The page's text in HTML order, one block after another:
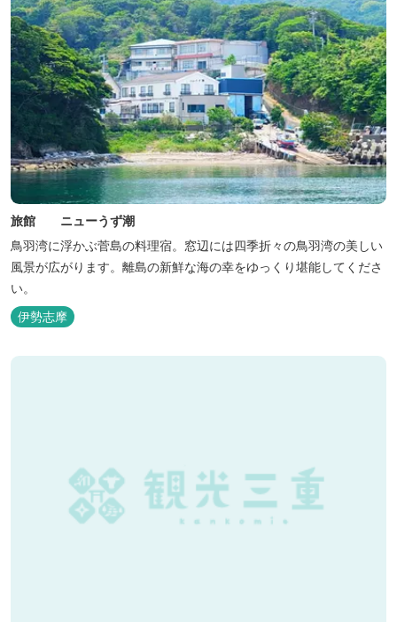
旅館 ニューうず潮
鳥羽湾に浮かぶ菅島の料理宿。窓辺には四季折々の鳥羽湾の美しい
風景が広がります。離島の新鮮な海の幸をゆっくり堪能してくださ
い。
伊勢志摩